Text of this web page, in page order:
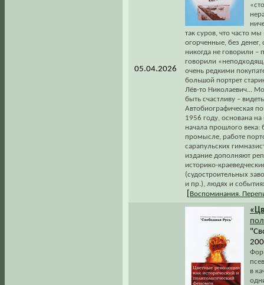
05.04.2026
так суров, что часто
огорченные, без
никогда не говорили –
говорили
очень редкими
большой портрет
Лёв-то Николаевич...
быть счастливу –
Автобиографическая
1956 году, основана
начала прошлого
промысле, работе
сарапульских
издание дополняют
историко-
(судостроительных
и пр.), людях и
Воспоминания.
в